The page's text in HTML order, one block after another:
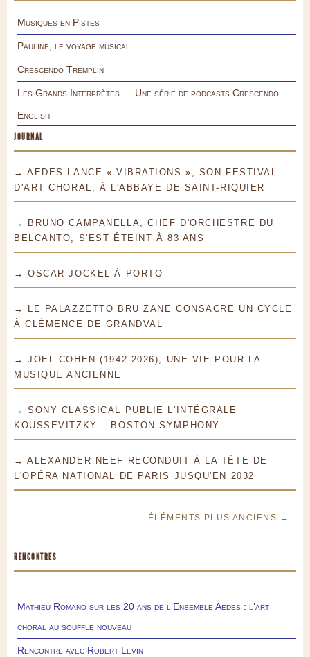
Musiques en Pistes
Pauline, le voyage musical
Crescendo Tremplin
Les Grands Interprètes — Une série de podcasts Crescendo
English
JOURNAL
→ AEDES LANCE « VIBRATIONS », SON FESTIVAL
D'ART CHORAL, À L'ABBAYE DE SAINT-RIQUIER
→ BRUNO CAMPANELLA, CHEF D'ORCHESTRE DU
BELCANTO, S'EST ÉTEINT À 83 ANS
→ OSCAR JOCKEL À PORTO
→ LE PALAZZETTO BRU ZANE CONSACRE UN CYCLE
À CLÉMENCE DE GRANDVAL
→ JOEL COHEN (1942-2026), UNE VIE POUR LA
MUSIQUE ANCIENNE
→ SONY CLASSICAL PUBLIE L'INTÉGRALE
KOUSSEVITZKY – BOSTON SYMPHONY
→ ALEXANDER NEEF RECONDUIT À LA TÊTE DE
L'OPÉRA NATIONAL DE PARIS JUSQU'EN 2032
ÉLÉMENTS PLUS ANCIENS →
RENCONTRES
Mathieu Romano sur les 20 ans de l’Ensemble Aedes : l’art
choral au souffle nouveau
Rencontre avec Robert Levin